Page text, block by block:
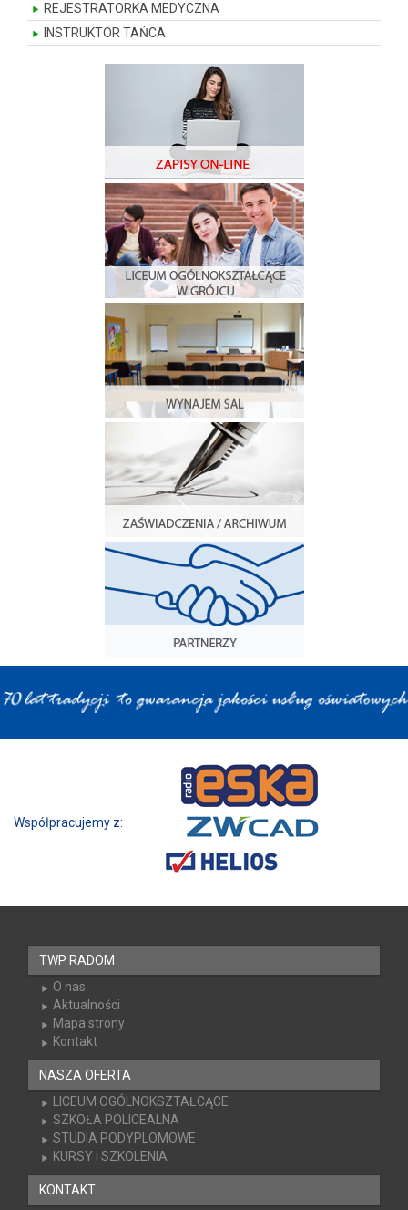
REJESTRATORKA MEDYCZNA
INSTRUKTOR TAŃCA
Współpracujemy z:
TWP RADOM
O nas
Aktualności
Mapa strony
Kontakt
NASZA OFERTA
LICEUM OGÓLNOKSZTAŁCĄCE
SZKOŁA POLICEALNA
STUDIA PODYPLOMOWE
KURSY i SZKOLENIA
KONTAKT